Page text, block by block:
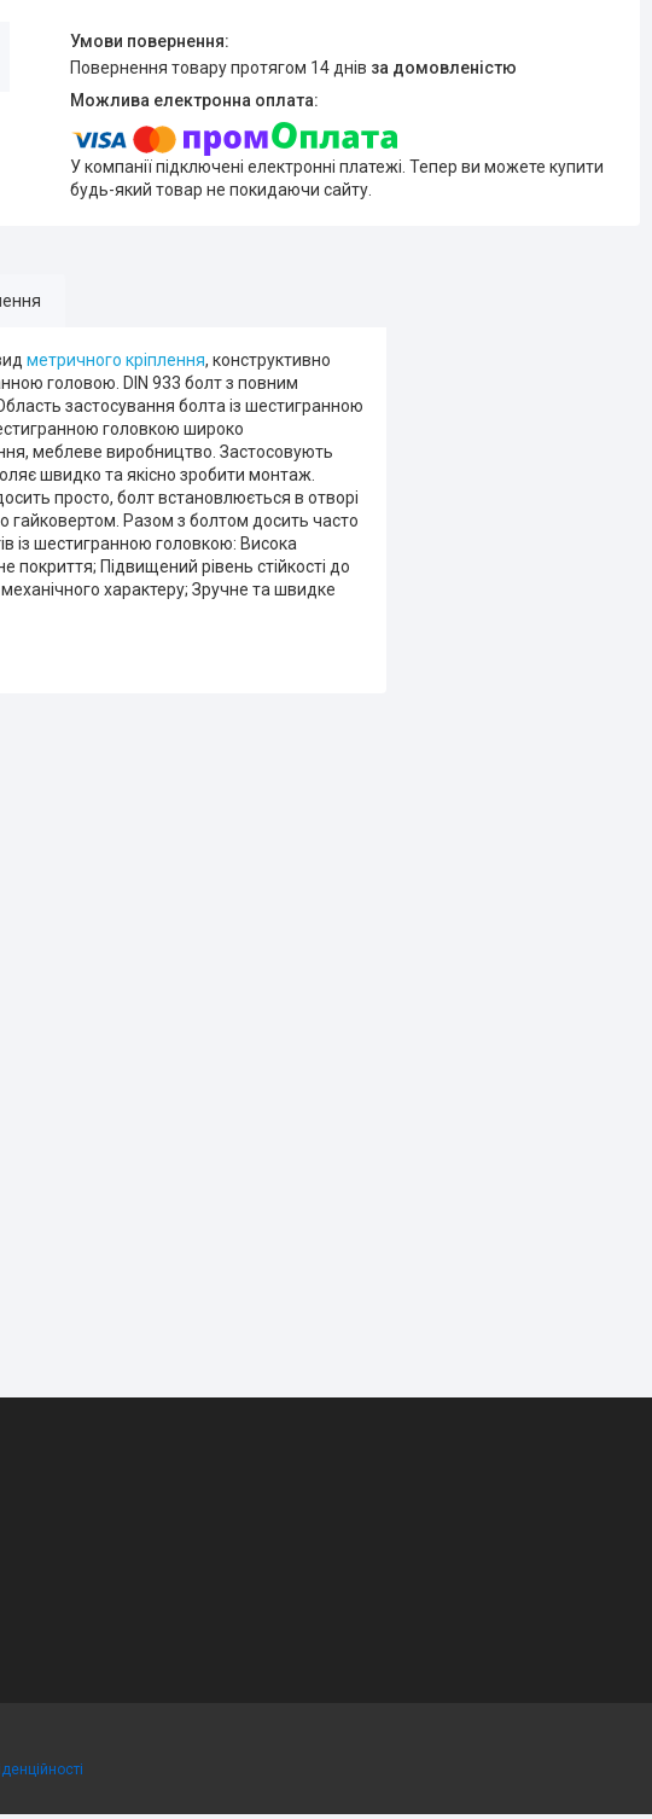
повернення товару протягом 14 днів за домовленістю
У компанії підключені електронні платежі. Тепер ви можете купити
будь-який товар не покидаючи сайту.
метричного кріплення, конструктивно
головою. DIN 933 болт з повним
застосування болта із шестигранною
головкою широко
меблеве виробництво. Застосовують
швидко та якісно зробити монтаж.
просто, болт встановлюється в отворі
гайковертом. Разом з болтом досить часто
із шестигранною головкою: Висока
покриття; Підвищений рівень стійкості до
характеру; Зручне та швидке